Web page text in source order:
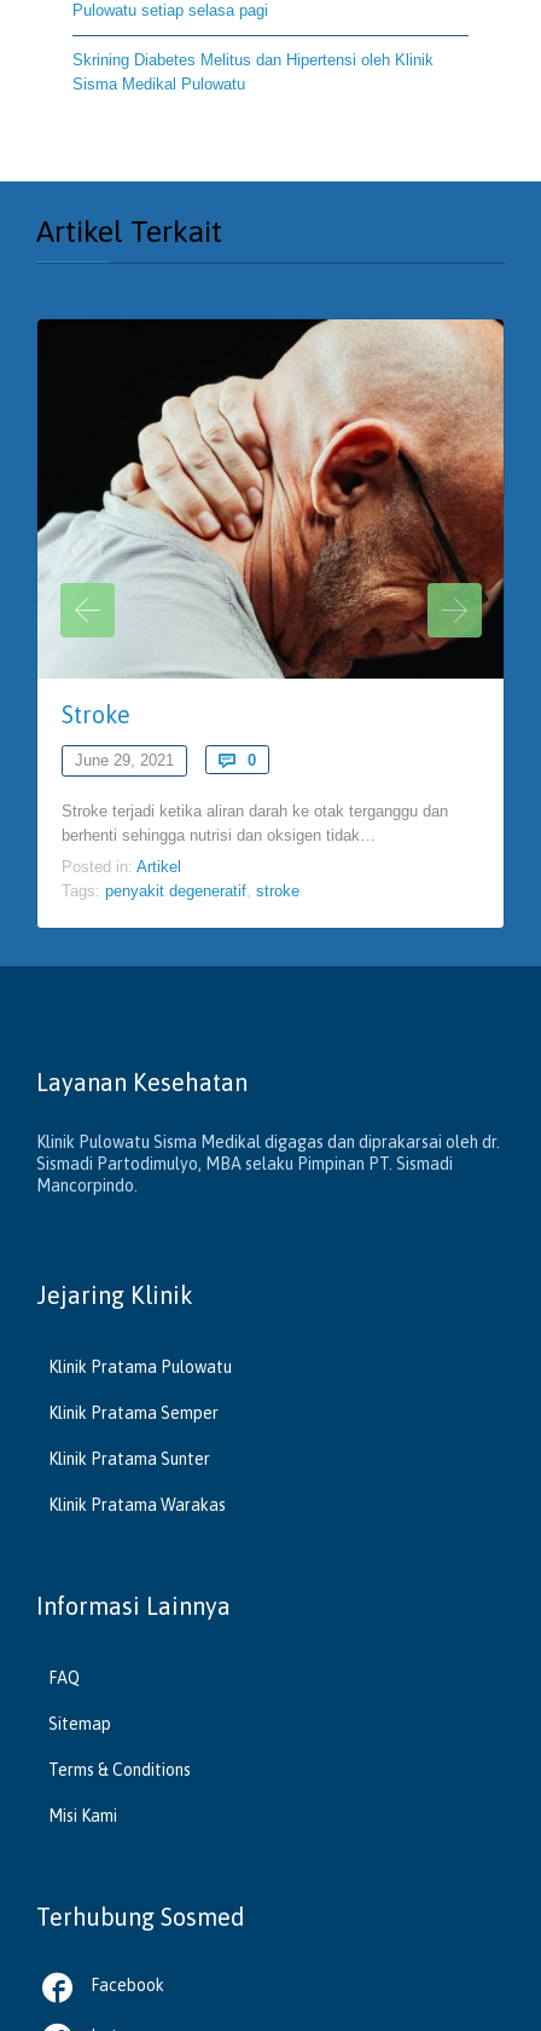
Pulowatu setiap selasa pagi
Skrining Diabetes Melitus dan Hipertensi oleh Klinik
Sisma Medikal Pulowatu
Artikel Terkait
Stroke
June 29, 2021  0Comments
Stroke terjadi ketika aliran darah ke otak terganggu dan
berhenti sehingga nutrisi dan oksigen tidak…
Posted in: Artikel
Tags: penyakit degeneratif, stroke
Layanan Kesehatan
Klinik Pulowatu Sisma Medikal digagas dan diprakarsai oleh dr.
Sismadi Partodimulyo, MBA selaku Pimpinan PT. Sismadi
Mancorpindo.
Jejaring Klinik
Klinik Pratama Pulowatu
Klinik Pratama Semper
Klinik Pratama Sunter
Klinik Pratama Warakas
Informasi Lainnya
FAQ
Sitemap
Terms & Conditions
Misi Kami
Terhubung Sosmed
 Facebook